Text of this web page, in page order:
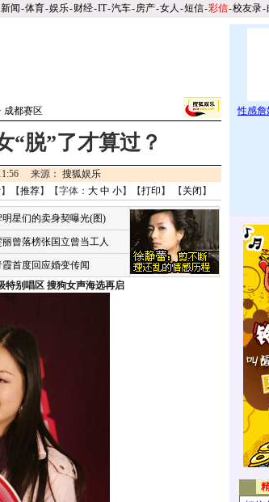
新闻-体育-娱乐-财经-IT-汽车-房产-女人 -短信-彩信-校友录-
成都赛区
“脱”了才算过？
来源： 搜狐娱乐
】【推荐】【字体： 大 中 小】【打印 】 【 关闭 】
明星们的卖身契曝光(图)
丽曾落榜张国立曾当工人
霞首度回应婚变传闻
特别唱区 搜狗女声海选再启